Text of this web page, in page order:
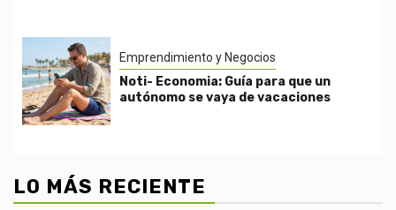
Emprendimiento y Negocios
Noti- Economia: Guía para que un
autónomo se vaya de vacaciones
LO MÁS RECIENTE